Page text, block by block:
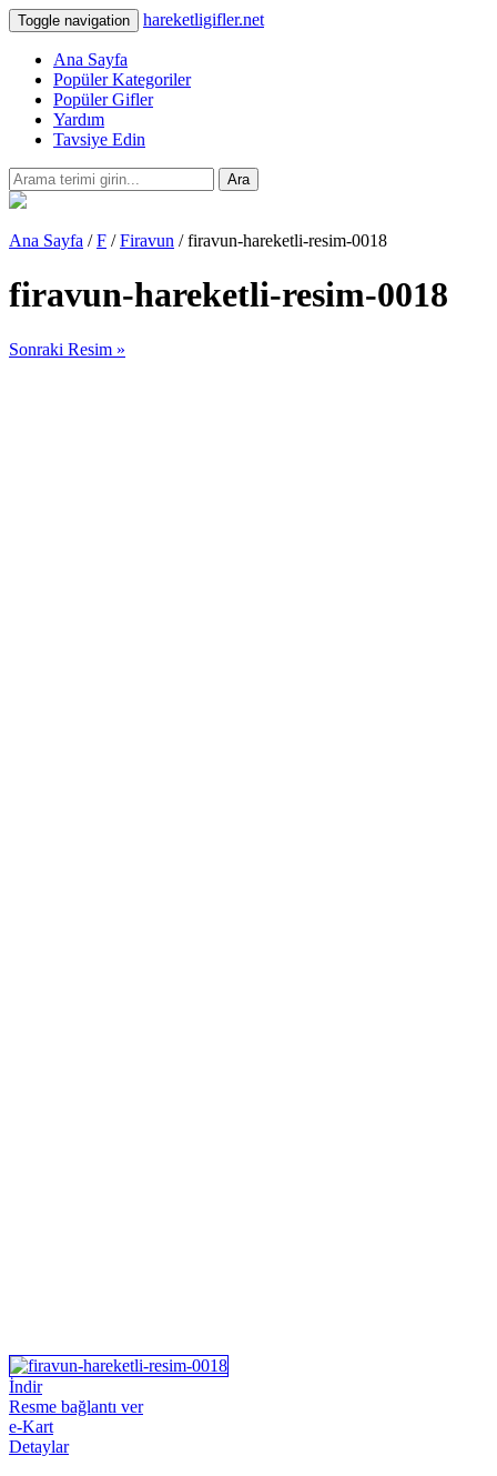
Toggle navigation hareketligifler.net
Ana Sayfa
Popüler Kategoriler
Popüler Gifler
Yardım
Tavsiye Edin
Ara
Ana Sayfa /F /Firavun / firavun-hareketli-resim-0018
firavun-hareketli-resim-0018
Sonraki Resim »
İndir
Resme bağlantı ver
e-Kart
Detaylar